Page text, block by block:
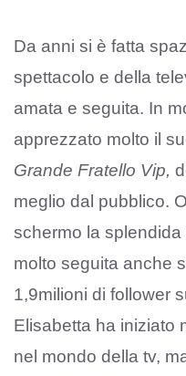
Da anni si è fatta
spettacolo e della
amata e seguita. In
apprezzato molto il
Grande Fratello Vip,
meglio dal pubblico.
schermo la
molto seguita anche
1,9milioni di follower
Elisabetta ha iniziato
nel mondo della tv,